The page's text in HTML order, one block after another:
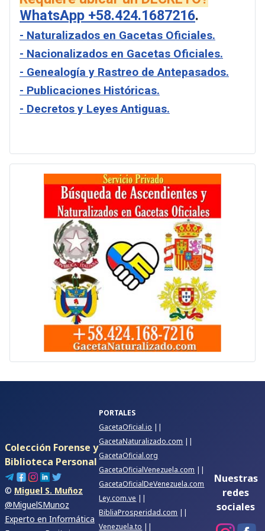
WhatsApp +58.424.1687216.
- Naturalizados en Gacetas Oficiales.
- Nacionalizados en Gacetas Oficiales.
- Genealogía y Rastreo de Antepasados.
- Publicaciones Históricas.
- Decretos y Leyes Antiguas.
Colección Forense y
Biblioteca Personal
© Miguel S. Muñoz
@MiguelSMunoz
Experto en Informática
PORTALES
GacetaOficial.io ||
GacetaNaturalizado.com ||
GacetaOficial.org
GacetaOficialVenezuela.com ||
GacetaOficialDeVenezuela.com
Ley.com.ve ||
BibliaProsperidad.com ||
Venezuela.to ||
Nuestras
redes
sociales